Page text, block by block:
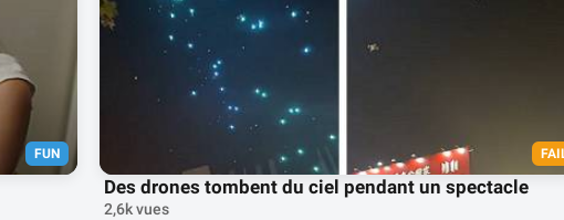
FUN
Des drones tombent du ciel pendant un spectacle
2,6k vues